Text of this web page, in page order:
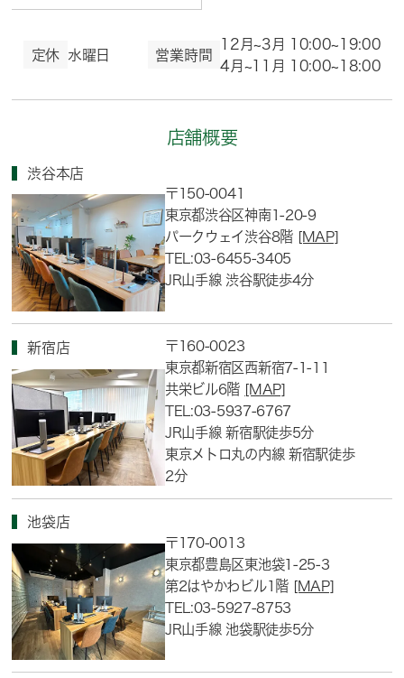
定休 水曜日 営業時間
12月~3月 10:00~19:00
4月~11月 10:00~18:00
店舗概要
渋谷本店
〒150-0041
東京都渋谷区神南1-20-9
パークウェイ渋谷8階 [MAP]
TEL:03-6455-3405
JR山手線 渋谷駅徒歩4分
新宿店
〒160-0023
東京都新宿区西新宿7-1-11
共栄ビル6階 [MAP]
TEL:03-5937-6767
JR山手線 新宿駅徒歩5分
東京メトロ丸の内線 新宿駅徒歩
2分
池袋店
〒170-0013
東京都豊島区東池袋1-25-3
第2はやかわビル1階 [MAP]
TEL:03-5927-8753
JR山手線 池袋駅徒歩5分